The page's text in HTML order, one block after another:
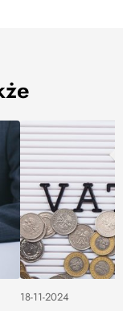
18-11-2024